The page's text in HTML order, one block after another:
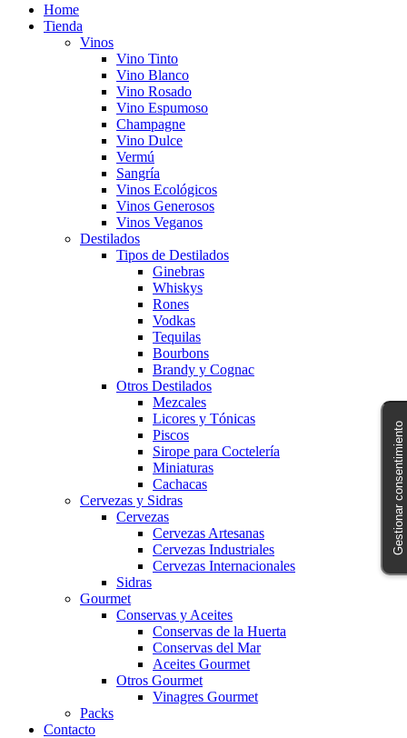
Home
Tienda
Vinos
Vino Tinto
Vino Blanco
Vino Rosado
Vino Espumoso
Champagne
Vino Dulce
Vermú
Sangría
Vinos Ecológicos
Vinos Generosos
Vinos Veganos
Destilados
Tipos de Destilados
Ginebras
Whiskys
Rones
Vodkas
Tequilas
Bourbons
Brandy y Cognac
Otros Destilados
Mezcales
Licores y Tónicas
Piscos
Sirope para Coctelería
Miniaturas
Cachacas
Cervezas y Sidras
Cervezas
Cervezas Artesanas
Cervezas Industriales
Cervezas Internacionales
Sidras
Gourmet
Conservas y Aceites
Conservas de la Huerta
Conservas del Mar
Aceites Gourmet
Otros Gourmet
Vinagres Gourmet
Packs
Contacto
Gestionar consentimiento